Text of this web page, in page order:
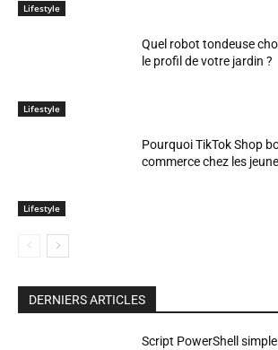
Lifestyle
Lifestyle
Quel robot tondeuse
le profil de votre jardin ?
Lifestyle
Pourquoi TikTok Shop
commerce chez les
DERNIERS ARTICLES
Script PowerShell